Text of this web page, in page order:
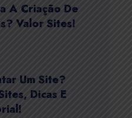
A Criação De
Valor Sites!
Um Site?
Dicas E